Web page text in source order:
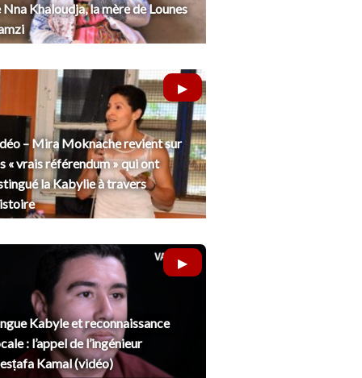
Nna Khaloudja, la mère de Lounes
– Mira Moknache revient sur
« vrais référendum » qui ont
la Kabylie à travers
Kabyle et reconnaissance
: l’appel de l’ingénieur
Kamal (vidéo)